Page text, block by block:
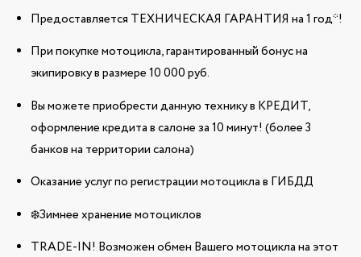
Предоставляется ТЕХНИЧЕСКАЯ ГАРАНТИЯ на 1 год*!
При покупке мотоцикла, гарантированный бонус на
экипировку в размере 10 000 руб.
Вы можете приобрести данную технику в КРЕДИТ,
оформление кредита в салоне за 10 минут! (более 3
банков на территории салона)
Оказание услуг по регистрации мотоцикла в ГИБДД
❄️Зимнее хранение мотоциклов
TRADE-IN! Возможен обмен Вашего мотоцикла на этот